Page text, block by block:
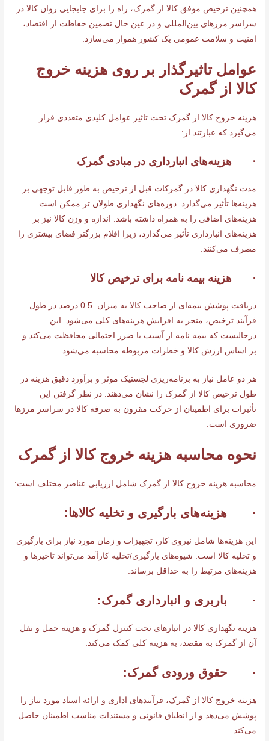
همچنین ترخیص موفق کالا از گمرک، راه را برای جابجایی روان کالا در
سراسر مرزهای بین‌المللی و در عین حال تضمین حفاظت از اقتصاد،
امنیت و سلامت عمومی یک کشور هموار می‌سازد.
عوامل تاثیرگذار بر روی هزینه خروج
کالا از‌ گمرک
هزینه خروج کالا از گمرک تحت تاثیر عوامل کلیدی متعددی قرار
می‌گیرد که عبارتند از:
· هزینه‌های انبارداری در مبادی گمرک
مدت نگهداری کالا در گمرکات قبل از ترخیص به طور قابل توجهی بر
هزینه‌ها تأثیر می‌گذارد. دوره‌های نگهداری طولان‌ تر ممکن است
هزینه‌های اضافی را به همراه داشته باشد. اندازه و وزن کالا نیز بر
هزینه‌های انبارداری تأثیر می‌گذارد، زیرا اقلام بزرگتر فضای بیشتری را
مصرف می‌کنند.
· هزینه بیمه نامه برای ترخیص کالا
دریافت پوشش بیمه‌ای از صاحب کالا به میزان 0.5 درصد در طول
فرآیند ترخیص، منجر به افزایش هزینه‌های کلی می‌شود. این
درحالیست که بیمه نامه از آسیب یا ضرر احتمالی محافظت می‌کند و
بر اساس ارزش کالا و خطرات مربوطه محاسبه می‌شود.
هر دو عامل نیاز به برنامه‌ریزی لجستیک موثر و برآورد دقیق هزینه در
طول ترخیص کالا از گمرک را نشان می‌دهند. در نظر گرفتن این
تأثیرات برای اطمینان از حرکت مقرون به صرفه کالا در سراسر مرزها
ضروری است.
نحوه محاسبه هزینه خروج کالا از گمرک
محاسبه هزینه خروج کالا از گمرک شامل ارزیابی عناصر مختلف است:
· هزینه‌های بارگیری و تخلیه کالاها:
این هزینه‌ها شامل نیروی کار، تجهیزات و زمان مورد نیاز برای بارگیری
و تخلیه کالا است. شیوه‌های بارگیری/تخلیه کارآمد می‌تواند تاخیرها و
هزینه‌های مرتبط را به حداقل برساند.
· باربری و انبارداری گمرک:
هزینه نگهداری کالا در انبارهای تحت کنترل گمرک و هزینه حمل و نقل
آن از گمرک به مقصد، به هزینه کلی کمک می‌کند.
· حقوق ورودی گمرک:
هزینه‌ خروج کالا از گمرک، فرآیندهای اداری و ارائه اسناد مورد نیاز را
پوشش می‌دهد و از انطباق قانونی و مستندات مناسب اطمینان حاصل
می‌کند.